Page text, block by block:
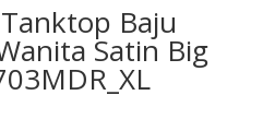
Baju
Satin Big